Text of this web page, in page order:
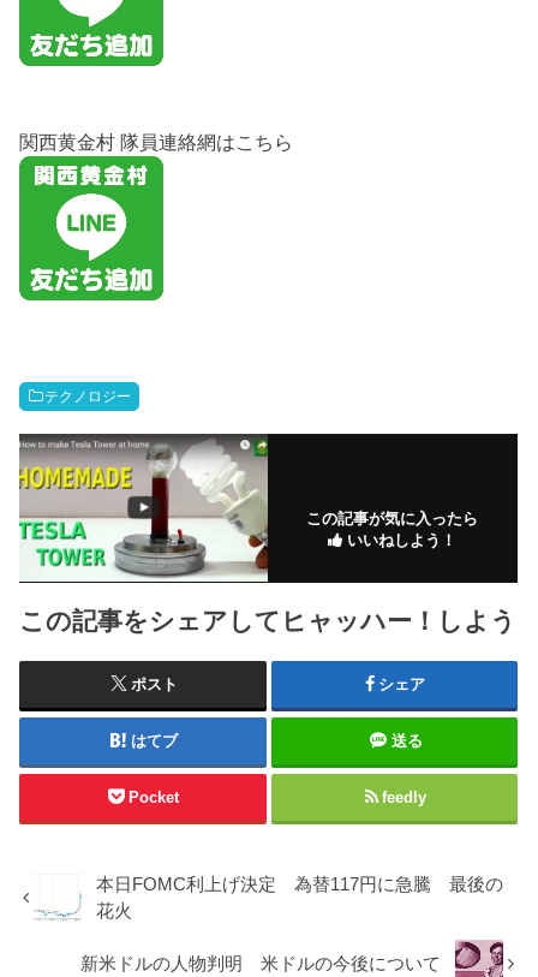
関西黄金村 隊員連絡網はこちら
テクノロジー
この記事が気に入ったら
いいねしよう！
この記事をシェアしてヒャッハー！しよう
ポスト シェア
はてブ 送る
Pocket feedly
本日FOMC利上げ決定 為替117円に急騰 最後の
花火
新米ドルの人物判明 米ドルの今後について